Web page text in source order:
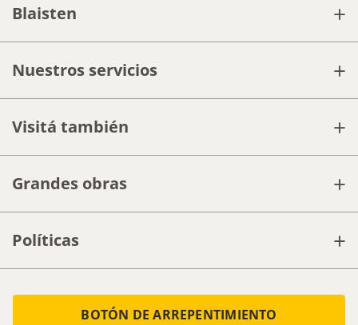
Blaisten +
Nuestros servicios +
Visitá también +
Grandes obras +
Políticas +
BOTÓN DE ARREPENTIMIENTO